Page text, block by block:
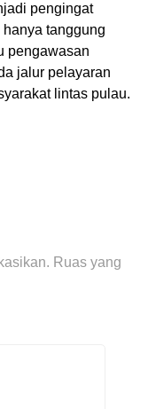
pengingat
tanggung
pengawasan
jalur pelayaran
lintas pulau.
Ruas yang